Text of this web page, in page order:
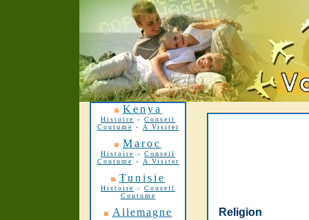
Kenya
Histoire -
Conseil
Coutume
- A Visiter
Maroc
Histoire - Conseil
Coutume
- A Visiter
Tunisie
Histoire - Conseil
Coutume
Allemagne
Religion